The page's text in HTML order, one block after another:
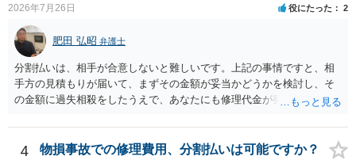
2026年7月26日 役にたった 2
肥田 弘昭 弁護士
分割払いは、相手が合意しないと難しいです。上記の事情ですと、相
手方の見積もりが届いて、まずその金額が妥当かどうかを検討し、そ
の金額に過失相殺をしたうえで、あなたにも修理代金が発生している
分割払いにしたいとの示談案を提案するのが良いかと思います。威圧
されるのであれば、斡旋、仲裁、民事調停を利用しては如何でしょう
4 物損事故での修理費用、分割払いは可能ですか？